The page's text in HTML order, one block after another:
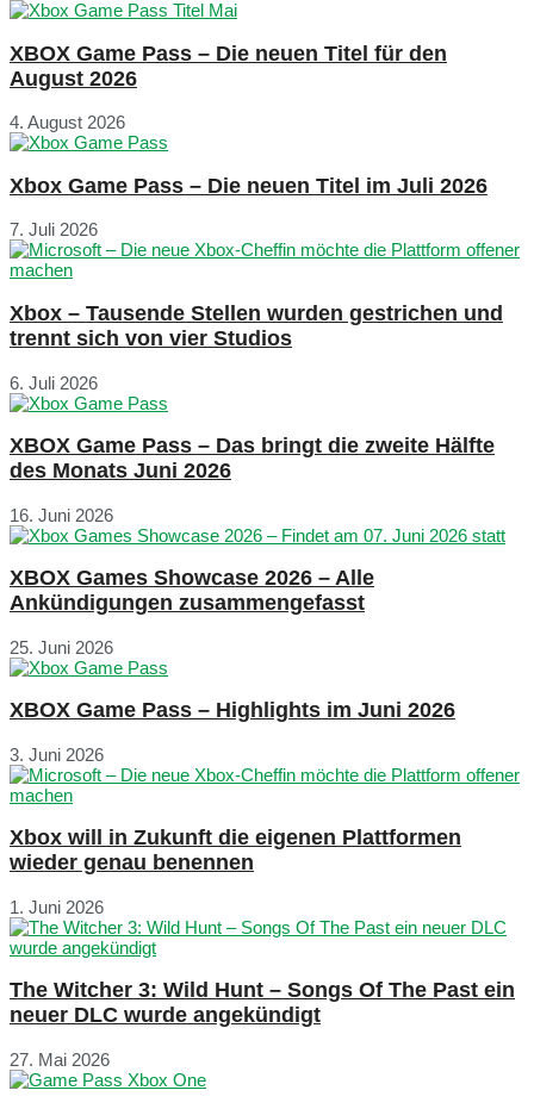
XBOX Game Pass – Die neuen Titel für den
August 2026
4. August 2026
Xbox Game Pass – Die neuen Titel im Juli 2026
7. Juli 2026
Xbox – Tausende Stellen wurden gestrichen und
trennt sich von vier Studios
6. Juli 2026
XBOX Game Pass – Das bringt die zweite Hälfte
des Monats Juni 2026
16. Juni 2026
XBOX Games Showcase 2026 – Alle
Ankündigungen zusammengefasst
25. Juni 2026
XBOX Game Pass – Highlights im Juni 2026
3. Juni 2026
Xbox will in Zukunft die eigenen Plattformen
wieder genau benennen
1. Juni 2026
The Witcher 3: Wild Hunt – Songs Of The Past ein
neuer DLC wurde angekündigt
27. Mai 2026